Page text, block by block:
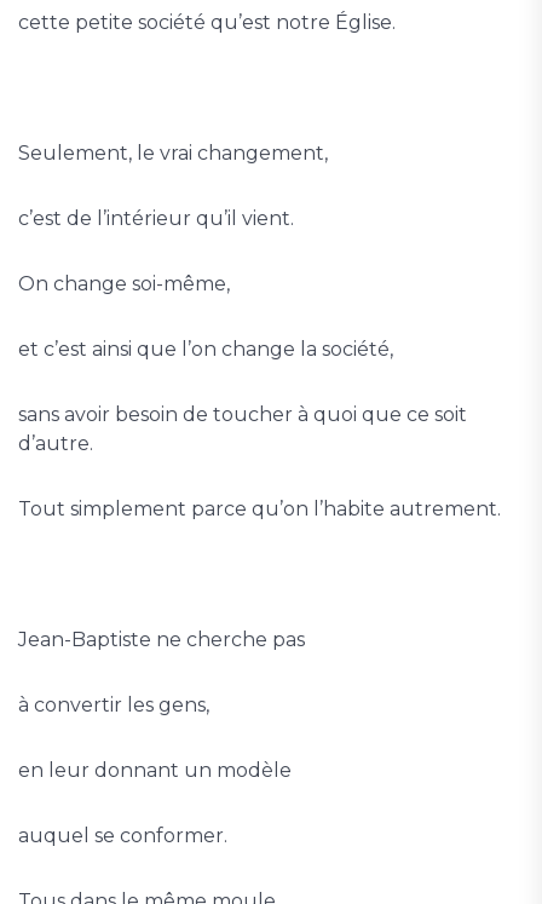
cette petite société qu’est notre Église.
Seulement, le vrai changement,
c’est de l’intérieur qu’il vient.
On change soi-même,
et c’est ainsi que l’on change la société,
sans avoir besoin de toucher à quoi que ce soit
d’autre.
Tout simplement parce qu’on l’habite autrement.
Jean-Baptiste ne cherche pas
à convertir les gens,
en leur donnant un modèle
auquel se conformer.